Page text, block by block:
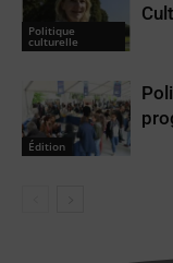
Politique
culturelle
Édition